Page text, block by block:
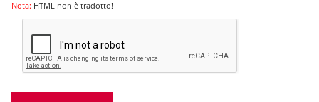
Nota: HTML non è tradotto!